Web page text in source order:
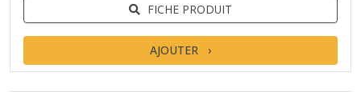
FICHE PRODUIT
AJOUTER